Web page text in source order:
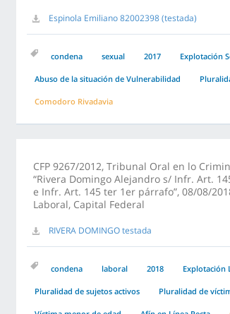
Espinola Emiliano 82002398 (testada)
condena sexual 2017 Explotación
Abuso de la situación de Vulnerabilidad
Comodoro Rivadavia
CFP 9267/2012, Tribunal Oral en lo
“Rivera Domingo Alejandro s/ Infr. Art.
e Infr. Art. 145 ter 1er párrafo”, 08/08/
Laboral, Capital Federal
RIVERA DOMINGO testada
condena laboral 2018 Explotación
Pluralidad de sujetos activos Pluralidad de